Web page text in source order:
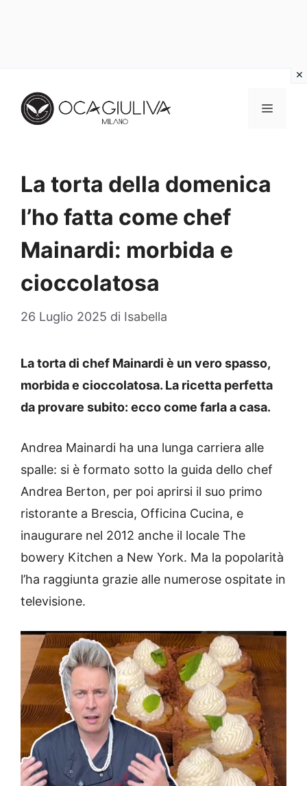
contenuto
MENU
La torta della domenica
l’ho fatta come chef
Mainardi: morbida e
cioccolatosa
26 Luglio 2025 di Isabella
La torta di chef Mainardi è un vero spasso,
morbida e cioccolatosa. La ricetta perfetta
da provare subito: ecco come farla a casa.
Andrea Mainardi ha una lunga carriera alle
spalle: si è formato sotto la guida dello chef
Andrea Berton, per poi aprirsi il suo primo
ristorante a Brescia, Officina Cucina, e
inaugurare nel 2012 anche il locale The
bowery Kitchen a New York. Ma la popolarità
l’ha raggiunta grazie alle numerose ospitate in
televisione.